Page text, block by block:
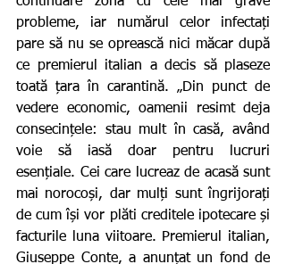
probleme, iar numărul celor infectați
pare să nu se oprească nici măcar după
ce premierul italian a decis să plaseze
toată țara în carantină. „Din punct de
vedere economic, oamenii resimt deja
consecințele: stau mult în casă, având
voie să iasă doar pentru lucruri
esențiale. Cei care lucreaz de acasă sunt
mai norocoși, dar mulți sunt îngrijorați
de cum își vor plăti creditele ipotecare și
facturile luna viitoare. Premierul italian,
Giuseppe Conte, a anunțat un fond de